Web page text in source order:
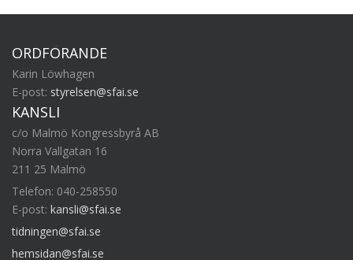
ORDFÖRANDE
Karin Löwhagen
E-post: styrelsen@sfai.se
KANSLI
c/o Malmö Kongressbyrå AB
Norra Vallgatan 16
211 25 Malmö
Telefon: 040-258550
E-post: kansli@sfai.se
tidningen@sfai.se
hemsidan@sfai.se